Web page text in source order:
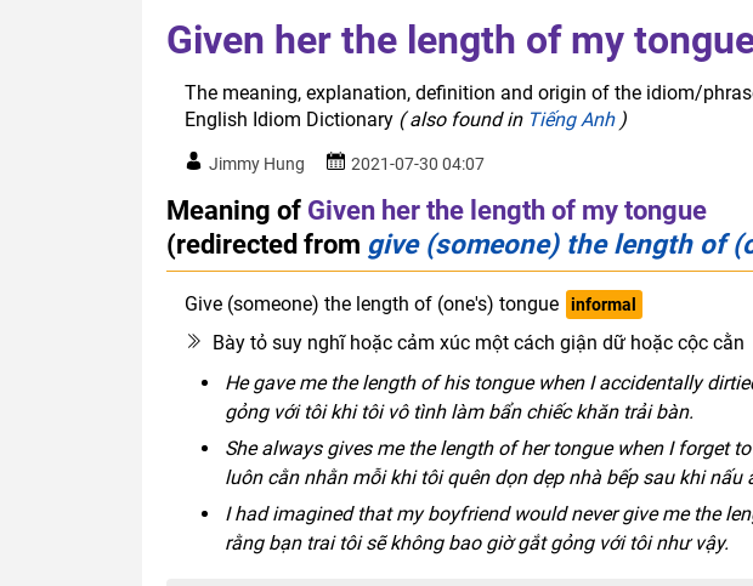
Given her the length of my
The meaning, explanation, definition and origin of the idiom/
English Idiom Dictionary ( also found in Tiếng Anh)
Jimmy Hung 2021-07-30 04:07
Meaning of Given her the length of my tongue
(redirected from give (someone) the length of
Give (someone) the length of (one's) tongue informal
Bày tỏ suy nghĩ hoặc cảm xúc một cách giận dữ hoặc cộc cằn
He gave me the length of his tongue when I accidentally
gỏng với tôi khi tôi vô tình làm bẩn chiếc khăn trải bàn.
She always gives me the length of her tongue when I forget
luôn cằn nhằn mỗi khi tôi quên dọn dẹp nhà bếp sau khi nấu
I had imagined that my boyfriend would never give me the
rằng bạn trai tôi sẽ không bao giờ gắt gỏng với tôi như vậy.